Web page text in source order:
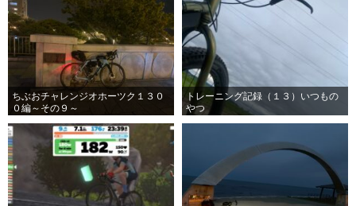
ちぶおチャレンジオホーツク１３０
０編～その９～
トレーニング記録（１３）いつもの
やつ